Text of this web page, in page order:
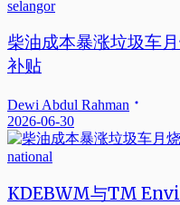
selangor
柴油成本暴涨垃圾车
补贴
Dewi Abdul Rahman
2026-06-30
national
KDEBWM与TM